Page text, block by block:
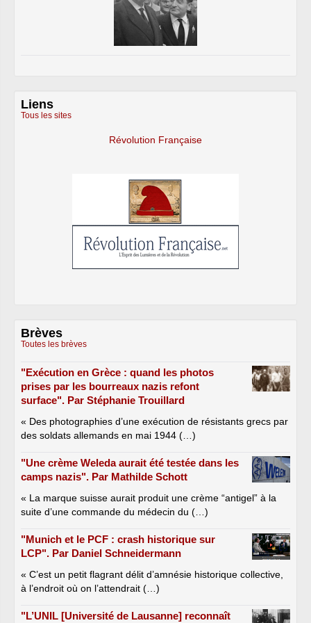
Liens
Tous les sites
Révolution Française
Brèves
Toutes les brèves
"Exécution en Grèce : quand les photos
prises par les bourreaux nazis refont
surface". Par Stéphanie Trouillard
« Des photographies d’une exécution de résistants grecs par
des soldats allemands en mai 1944 (…)
"Une crème Weleda aurait été testée dans les
camps nazis". Par Mathilde Schott
« La marque suisse aurait produit une crème “antigel” à la
suite d’une commande du médecin du (…)
"Munich et le PCF : crash historique sur
LCP". Par Daniel Schneidermann
« C’est un petit flagrant délit d’amnésie historique collective,
à l’endroit où on l’attendrait (…)
"L’UNIL [Université de Lausanne] reconnaît